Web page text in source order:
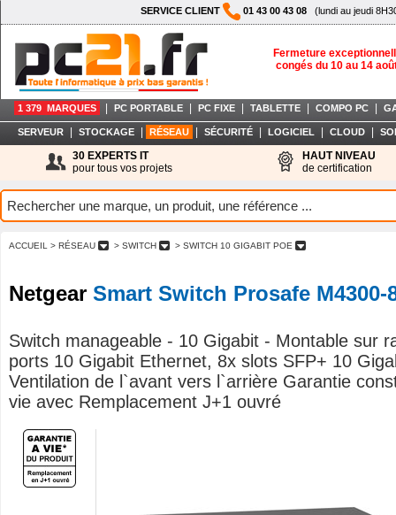
SERVICE CLIENT 01 43 00 43 08 (lundi au jeudi
Fermeture
congés du 10 au 14
1 379 MARQUES PC PORTABLE PC FIXE TABLETTE COMPO PC
SERVEUR STOCKAGE RÉSEAU SÉCURITÉ LOGICIEL CLOUD
30 EXPERTS IT
pour tous vos projets
HAUT NIVEAU
de certification
ACCUEIL > RÉSEAU > SWITCH > SWITCH 10 GIGABIT POE
Netgear Smart Switch Prosafe M4300-
Switch manageable - 10 Gigabit - Montable sur
ports 10 Gigabit Ethernet, 8x slots SFP+ 10
Ventilation de l`avant vers l`arrière Garantie
vie avec Remplacement J+1 ouvré